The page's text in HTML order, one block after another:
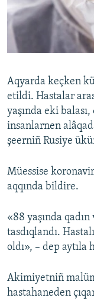
Русский
Українською
RFE/RS bütün
Aqyarda keçken
etildi. Hastalar
yaşında eki
insanlarnen
şeerniñ Rusiye
Müessise
aqqında bildire.
«88 yaşında
tasdıqlandı.
oldı», – dep aytıla
Akimiyetniñ
hastahaneden